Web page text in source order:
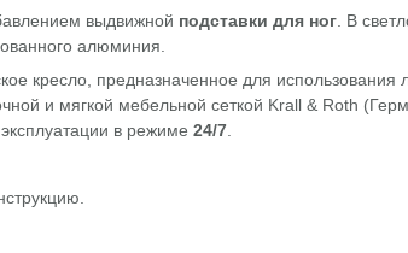
выдвижной подставки для ног . В
алюминия.
кресло, предназначенное для
и мягкой мебельной сеткой Krall & Roth
в режиме 24/7